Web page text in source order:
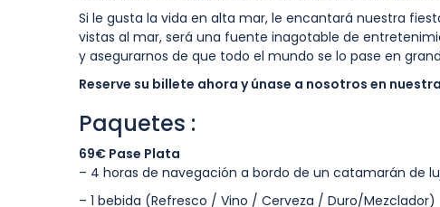
Si le gusta la vida en alta mar, le encantará nuestra
vistas al mar, será una fuente inagotable de
y asegurarnos de que todo el mundo se lo pase en
Reserve su billete ahora y únase a nosotros en
Paquetes :
69€ Pase Plata
– 4 horas de navegación a bordo de un catamarán de
– 1 bebida (Refresco / Vino / Cerveza / Duro/Mezclador)